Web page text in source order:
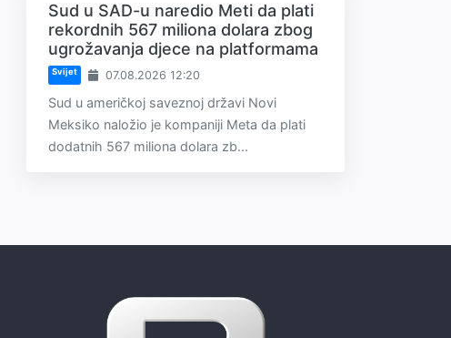
Sud u SAD-u naredio Meti da plati
rekordnih 567 miliona dolara zbog
ugrožavanja djece na platformama
Svijet 07.08.2026 12:20
Sud u američkoj saveznoj državi Novi
Meksiko naložio je kompaniji Meta da plati
dodatnih 567 miliona dolara zb...